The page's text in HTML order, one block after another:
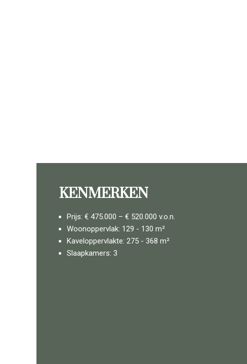
KENMERKEN
Prijs: € 475.000 – € 520.000 v.o.n.
Woonoppervlak: 129 - 130 m²
Kaveloppervlakte: 275 - 368 m²
Slaapkamers: 3